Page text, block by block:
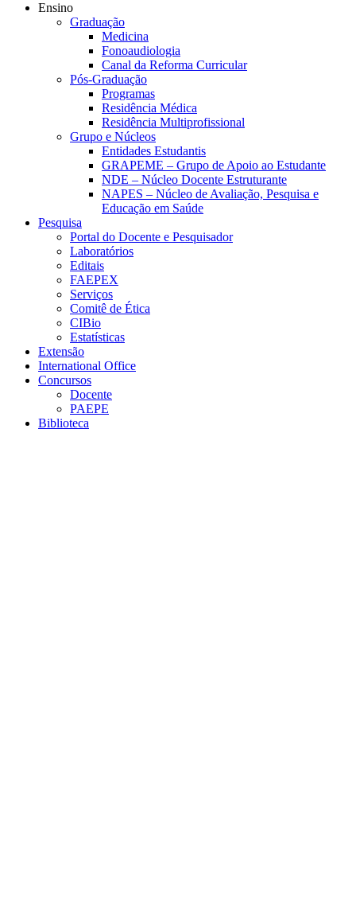
Ensino
Graduação
Medicina
Fonoaudiologia
Canal da Reforma Curricular
Pós-Graduação
Programas
Residência Médica
Residência Multiprofissional
Grupo e Núcleos
Entidades Estudantis
GRAPEME – Grupo de Apoio ao Estudante
NDE – Núcleo Docente Estruturante
NAPES – Núcleo de Avaliação, Pesquisa e
Educação em Saúde
Pesquisa
Portal do Docente e Pesquisador
Laboratórios
Editais
FAEPEX
Serviços
Comitê de Ética
CIBio
Estatísticas
Extensão
International Office
Concursos
Docente
PAEPE
Biblioteca